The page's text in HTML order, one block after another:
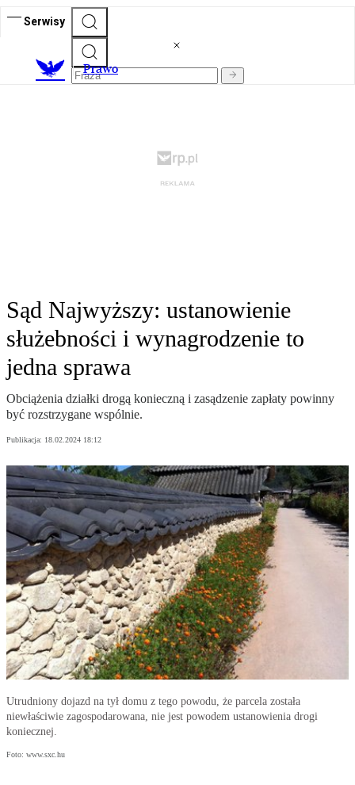
Serwisy
Prawo
Sąd Najwyższy: ustanowienie
służebności i wynagrodzenie to
jedna sprawa
Obciążenia działki drogą konieczną i zasądzenie zapłaty powinny
być rozstrzygane wspólnie.
Publikacja: 18.02.2024 18:12
Utrudniony dojazd na tył domu z tego powodu, że parcela została
niewłaściwie zagospodarowana, nie jest powodem ustanowienia drogi
koniecznej.
Foto: www.sxc.hu